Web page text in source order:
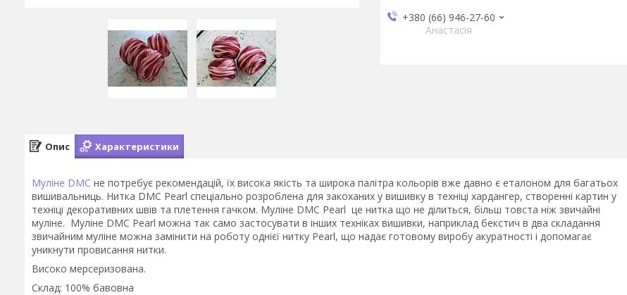
+380 (66) 946-27-60
Анастасія
Опис Характеристики
Муліне DMC не потребує рекомендацій, їх висока якість та широка палітра кольорів вже давно є еталоном для багатьох
вишивальниць. Нитка DMC Pearl спеціально розроблена для закоханих у вишивку в техніці хардангер, створенні картин у
техніці декоративних швів та плетення гачком. Муліне DMC Pearl це нитка що не ділиться, більш товста ніж звичайні
муліне. Муліне DMC Pearl можна так само застосувати в інших техніках вишивки, наприклад бекстич в два складання
звичайним муліне можна замінити на роботу однієї нитку Pearl, що надає готовому виробу акуратності і допомагає
уникнути провисання нитки.
Високо мерсеризована.
Склад: 100% бавовна